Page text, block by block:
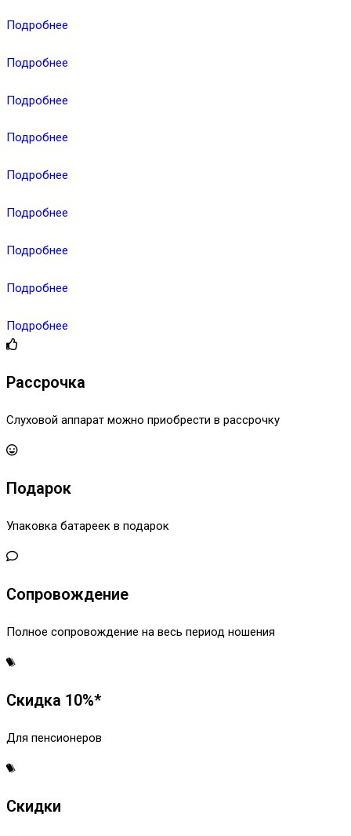
Подробнее
Подробнее
Подробнее
Подробнее
Подробнее
Подробнее
Подробнее
Подробнее
Подробнее
Рассрочка
Слуховой аппарат можно приобрести в рассрочку
Подарок
Упаковка батареек в подарок
Сопровождение
Полное сопровождение на весь период ношения
Скидка 10%*
Для пенсионеров
Скидки